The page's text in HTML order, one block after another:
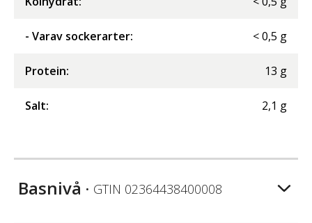
- Varav sockerarter: <0,5 g
Protein: 13 g
Salt: 2,1 g
Basnivå • GTIN 02364438400008